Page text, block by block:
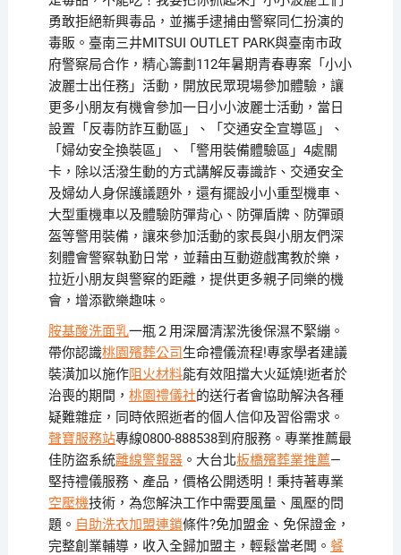
勇敢拒絕新興毒品，並攜手逮捕由警察同仁扮演的
毒販。臺南三井MITSUI OUTLET PARK與臺南市政
府警察局合作，精心籌劃112年暑期青春專案「小小
波麗士出任務」活動，開放民眾現場參加體驗，讓
更多小朋友有機會參加一日小小波麗士活動，當日
設置「反毒防詐互動區」、「交通安全宣導區」、
「婦幼安全換裝區」、「警用裝備體驗區」4處關
卡，除以活潑生動的方式講解反毒識詐、交通安全
及婦幼人身保護議題外，還有擺設小小重型機車、
大型重機車以及體驗防彈背心、防彈盾牌、防彈頭
盔等警用裝備，讓來參加活動的家長與小朋友們深
刻體會警察執勤日常，並藉由互動遊戲寓教於樂，
拉近小朋友與警察的距離，提供更多親子同樂的機
會，增添歡樂趣味。
胺基酸洗面乳一瓶２用深層清潔洗後保濕不緊繃。
帶你認識桃園殯葬公司生命禮儀流程!專家學者建議
裝潢加以施作阻火材料能有效阻擋大火延燒!逝者於
治喪的期間， 桃園禮儀社的送行者會協助解決各種
疑難雜症，同時依照逝者的個人信仰及習俗需求。
聲寶服務站專線0800-888538到府服務。專業推薦最
佳防盜系統離線警報器。大台北板橋殯葬業推薦—
堅持禮儀服務、產品，價格公開透明！秉持著專業
空壓機技術，為您解決工作中需要風量、風壓的問
題。 自助洗衣加盟連鎖條件?免加盟金、免保證金，
完整創業輔導，收入全歸加盟主，輕鬆當老闆。 餐